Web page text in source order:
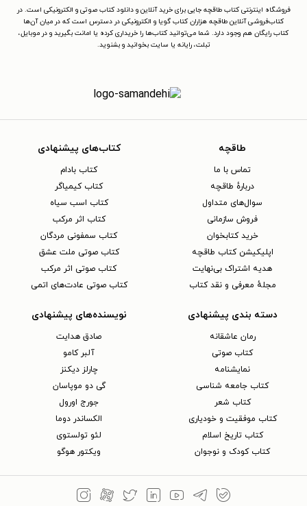
فروشگاه اینترنتی کتاب طاقچه جایی برای خرید آنلاین و دانلود کتاب صوتی و الکترونیکی است. در
کتاب‌فروشی آنلاین طاقچه هزاران کتاب گویا و الکترونیکی در دسترس است که در میان آن‌ها
کتاب رایگان هم وجود دارد. شما می‌توانید کتاب‌ها را خریداری کرده یا امانت بگیرید و در موبایل،
تبلت، رایانه یا سایت بخوانید و بشنوید.
طاقچه
تماس با ما
دربارهٔ طاقچه
سوال‌های متداول
فروش سازمانی
خرید کتابخوان
اپلیکیشن کتاب طاقچه
هدیه اشتراک بی‌نهایت
مجلهٔ معرفی و نقد کتاب
کتاب‌های پیشنهادی
کتاب بادام
کتاب کیمیاگر
کتاب اسب سیاه
کتاب اثر مرکب
کتاب سمفونی مردگان
کتاب صوتی ملت عشق
کتاب صوتی اثر مرکب
کتاب صوتی عادت‌های اتمی
دسته بندی پیشنهادی
رمان عاشقانه
کتاب‌ صوتی
نمایشنامه
کتاب جامعه شناسی
کتاب شعر
کتاب موفقیت و خودیاری
کتاب تاریخ اسلام
کتاب کودک و نوجوان
نویسنده‌های پیشنهادی
صادق هدایت
آلبر کامو
چارلز دیکنز
گی دو موپاسان
جورج اورول
الکساندر دوما
لئو تولستوی
ویکتور هوگو